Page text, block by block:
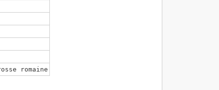
romaine